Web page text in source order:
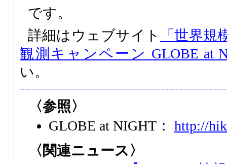
です。
詳細はウェブサイト
「世界
観測キャンペーン GLOBE at
い。
〈参照〉
GLOBE at NIGHT： http://
〈関連ニュース〉